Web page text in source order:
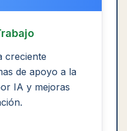
creciente
de apoyo a la
IA y mejoras